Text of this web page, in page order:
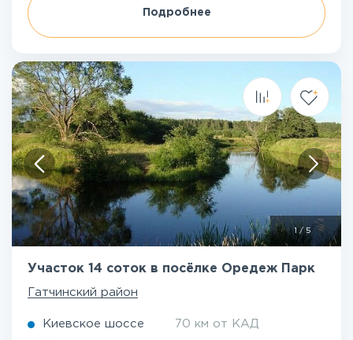
Подробнее
1/5
Участок 14 соток в посёлке Оредеж Парк
Гатчинский район
Киевское шоссе 70 км от КАД